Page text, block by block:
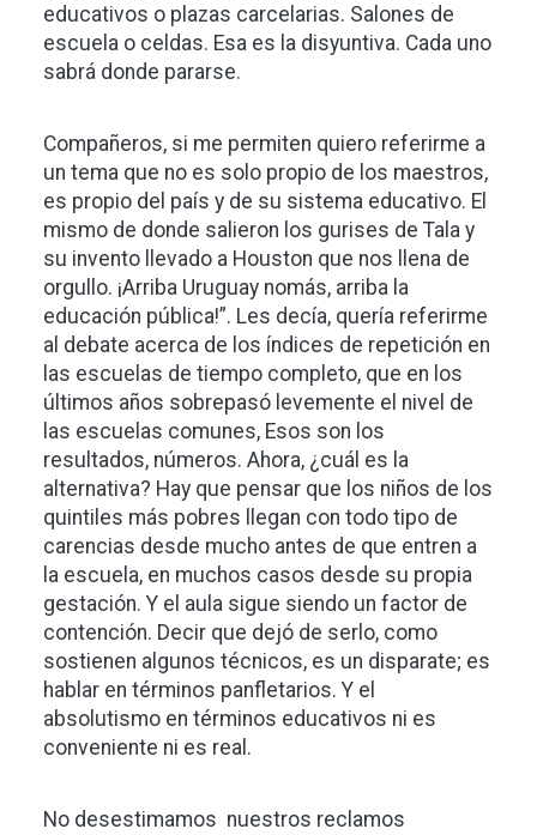
educativos o plazas carcelarias. Salones de
escuela o celdas. Esa es la disyuntiva. Cada uno
sabrá donde pararse.
Compañeros, si me permiten quiero referirme a
un tema que no es solo propio de los maestros,
es propio del país y de su sistema educativo. El
mismo de donde salieron los gurises de Tala y
su invento llevado a Houston que nos llena de
orgullo. ¡Arriba Uruguay nomás, arriba la
educación pública!”. Les decía, quería referirme
al debate acerca de los índices de repetición en
las escuelas de tiempo completo, que en los
últimos años sobrepasó levemente el nivel de
las escuelas comunes, Esos son los
resultados, números. Ahora, ¿cuál es la
alternativa? Hay que pensar que los niños de los
quintiles más pobres llegan con todo tipo de
carencias desde mucho antes de que entren a
la escuela, en muchos casos desde su propia
gestación. Y el aula sigue siendo un factor de
contención. Decir que dejó de serlo, como
sostienen algunos técnicos, es un disparate; es
hablar en términos panfletarios. Y el
absolutismo en términos educativos ni es
conveniente ni es real.
No desestimamos nuestros reclamos